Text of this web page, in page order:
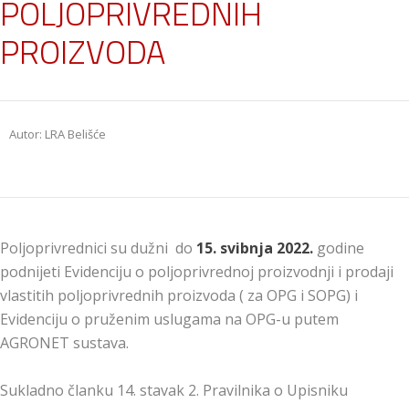
POLJOPRIVREDNIH
PROIZVODA
Autor: LRA Belišće
Poljoprivrednici su dužni do 15. svibnja 2022. godine
podnijeti Evidenciju o poljoprivrednoj proizvodnji i prodaji
vlastitih poljoprivrednih proizvoda ( za OPG i SOPG) i
Evidenciju o pruženim uslugama na OPG-u putem
AGRONET sustava.
Sukladno članku 14. stavak 2. Pravilnika o Upisniku